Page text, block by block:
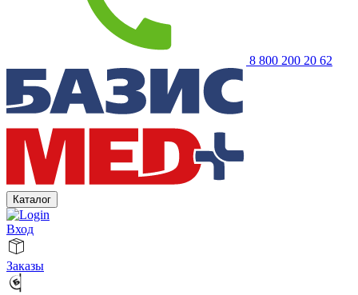
8 800 200 20 62
Каталог
Вход
Заказы